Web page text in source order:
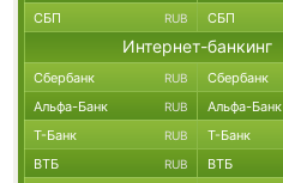
СБП RUB СБП
Интернет-банкинг
Сбербанк RUB Сбербанк
Альфа-Банк RUB Альфа-Банк
Т-Банк RUB Т-Банк
ВТБ RUB ВТБ